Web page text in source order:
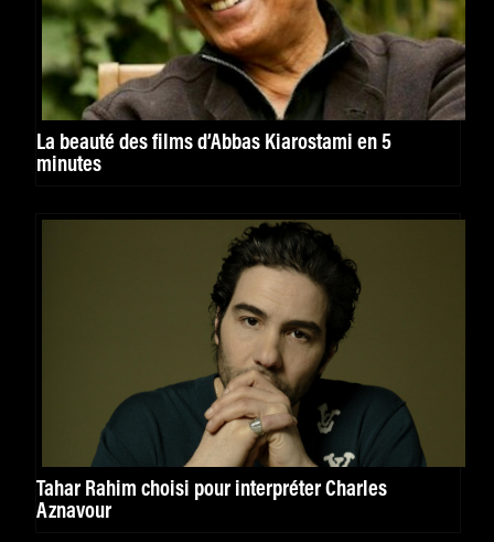
La beauté des films d’Abbas Kiarostami en 5
minutes
Tahar Rahim choisi pour interpréter Charles
Aznavour